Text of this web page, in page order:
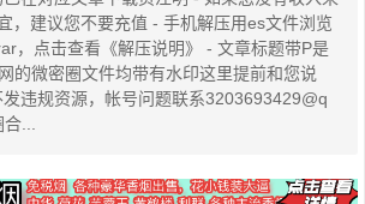
，建议您不要充值 - 手机解压用es文件浏览
，点击查看《解压说明》 - 文章标题带P是
的微密圈文件均带有水印这里提前和您说
违规资源，帐号问题联系3203693429@q
合...